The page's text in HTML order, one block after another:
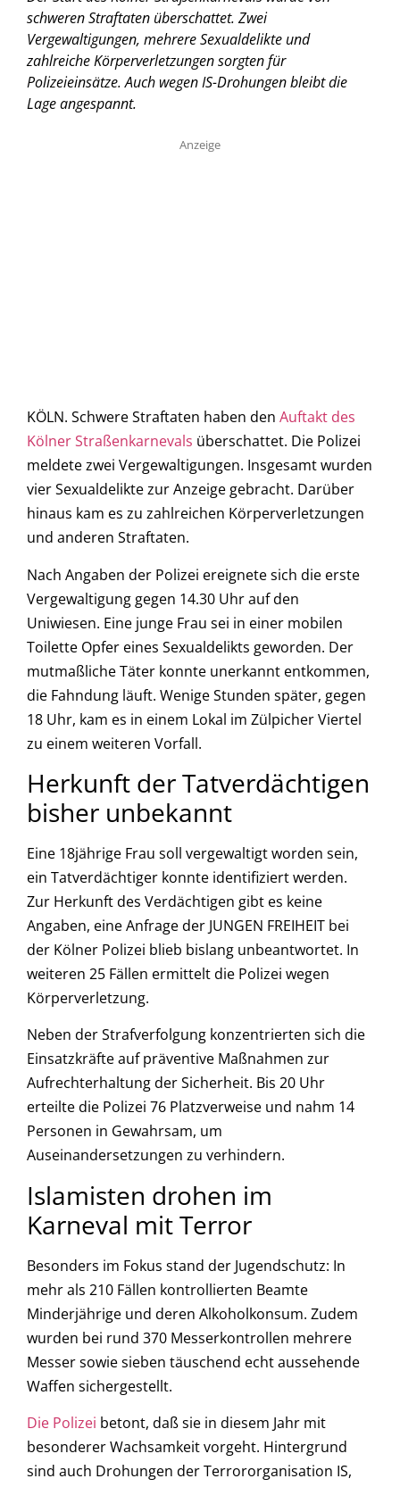
schweren Straftaten überschattet. Zwei
Vergewaltigungen, mehrere Sexualdelikte und
zahlreiche Körperverletzungen sorgten für
Polizeieinsätze. Auch wegen IS-Drohungen bleibt die
Lage angespannt.
Anzeige
KÖLN. Schwere Straftaten haben den Auftakt des
Kölner Straßenkarnevals überschattet. Die Polizei
meldete zwei Vergewaltigungen. Insgesamt wurden
vier Sexualdelikte zur Anzeige gebracht. Darüber
hinaus kam es zu zahlreichen Körperverletzungen
und anderen Straftaten.
Nach Angaben der Polizei ereignete sich die erste
Vergewaltigung gegen 14.30 Uhr auf den
Uniwiesen. Eine junge Frau sei in einer mobilen
Toilette Opfer eines Sexualdelikts geworden. Der
mutmaßliche Täter konnte unerkannt entkommen,
die Fahndung läuft. Wenige Stunden später, gegen
18 Uhr, kam es in einem Lokal im Zülpicher Viertel
zu einem weiteren Vorfall.
Herkunft der Tatverdächtigen
bisher unbekannt
Eine 18jährige Frau soll vergewaltigt worden sein,
ein Tatverdächtiger konnte identifiziert werden.
Zur Herkunft des Verdächtigen gibt es keine
Angaben, eine Anfrage der JUNGEN FREIHEIT bei
der Kölner Polizei blieb bislang unbeantwortet. In
weiteren 25 Fällen ermittelt die Polizei wegen
Körperverletzung.
Neben der Strafverfolgung konzentrierten sich die
Einsatzkräfte auf präventive Maßnahmen zur
Aufrechterhaltung der Sicherheit. Bis 20 Uhr
erteilte die Polizei 76 Platzverweise und nahm 14
Personen in Gewahrsam, um
Auseinandersetzungen zu verhindern.
Islamisten drohen im
Karneval mit Terror
Besonders im Fokus stand der Jugendschutz: In
mehr als 210 Fällen kontrollierten Beamte
Minderjährige und deren Alkoholkonsum. Zudem
wurden bei rund 370 Messerkontrollen mehrere
Messer sowie sieben täuschend echt aussehende
Waffen sichergestellt.
Die Polizei betont, daß sie in diesem Jahr mit
besonderer Wachsamkeit vorgeht. Hintergrund
sind auch Drohungen der Terrororganisation IS,